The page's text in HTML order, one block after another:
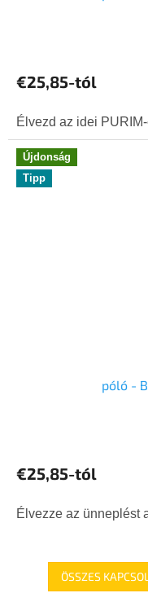
átlagos
5-
ből
5,0
csillag.
€25,85-tól
Élvezd az idei
Újdonság
Tipp
póló -
€25,85-tól
Élvezze az ünneplést
ÖSSZES